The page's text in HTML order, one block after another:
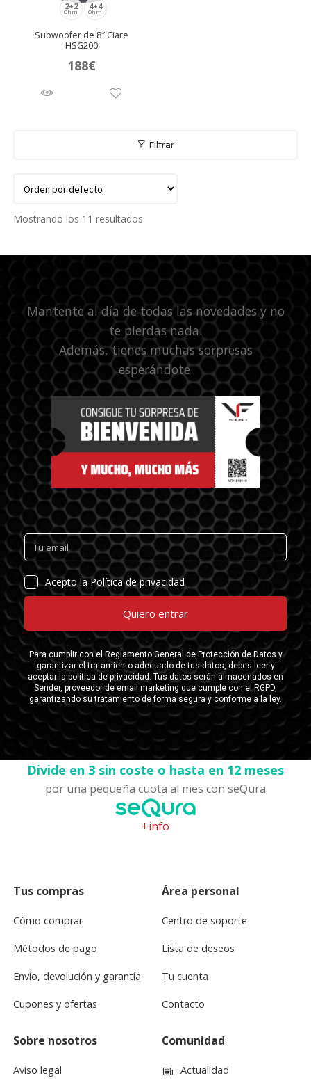
2+2
Ohm
4+4
Ohm
Subwoofer de 8″ Ciare
HSG200
188€
Filtrar
Mostrando los 11 resultados
Mantente al día de todas las novedades y no
te pierdas nada.
Además, tienes muchas sorpresas
esperándote.
Divide en 3 sin coste o hasta en 12 meses
por una pequeña cuota al mes con seQura
+info
Tus compras
Cómo comprar
Métodos de pago
Envío, devolución y garantía
Cupones y ofertas
Área personal
Centro de soporte
Lista de deseos
Tu cuenta
Contacto
Sobre nosotros
Aviso legal
Comunidad
Actualidad